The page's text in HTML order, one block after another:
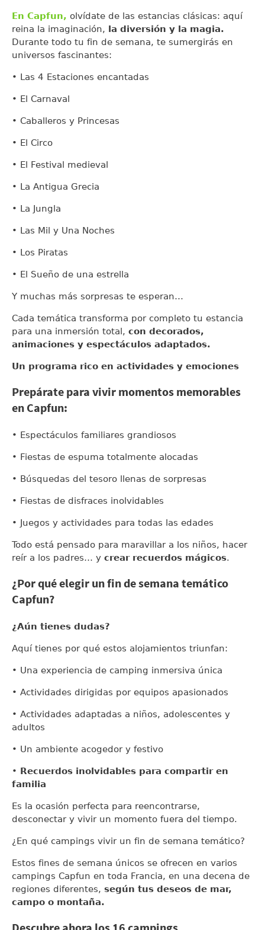
En Capfun, olvídate de las estancias clásicas: aquí
reina la imaginación, la diversión y la magia.
Durante todo tu fin de semana, te sumergirás en
universos fascinantes:
• Las 4 Estaciones encantadas
• El Carnaval
• Caballeros y Princesas
• El Circo
• El Festival medieval
• La Antigua Grecia
• La Jungla
• Las Mil y Una Noches
• Los Piratas
• El Sueño de una estrella
Y muchas más sorpresas te esperan…
Cada temática transforma por completo tu estancia
para una inmersión total, con decorados,
animaciones y espectáculos adaptados.
Un programa rico en actividades y emociones
Prepárate para vivir momentos memorables
en Capfun:
• Espectáculos familiares grandiosos
• Fiestas de espuma totalmente alocadas
• Búsquedas del tesoro llenas de sorpresas
• Fiestas de disfraces inolvidables
• Juegos y actividades para todas las edades
Todo está pensado para maravillar a los niños, hacer
reír a los padres… y crear recuerdos mágicos.
¿Por qué elegir un fin de semana temático
Capfun?
¿Aún tienes dudas?
Aquí tienes por qué estos alojamientos triunfan:
• Una experiencia de camping inmersiva única
• Actividades dirigidas por equipos apasionados
• Actividades adaptadas a niños, adolescentes y
adultos
• Un ambiente acogedor y festivo
• Recuerdos inolvidables para compartir en
familia
Es la ocasión perfecta para reencontrarse,
desconectar y vivir un momento fuera del tiempo.
¿En qué campings vivir un fin de semana temático?
Estos fines de semana únicos se ofrecen en varios
campings Capfun en toda Francia, en una decena de
regiones diferentes, según tus deseos de mar,
campo o montaña.